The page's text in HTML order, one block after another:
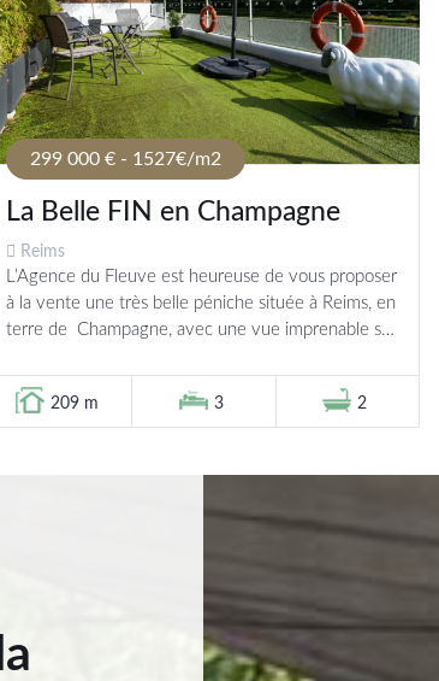
299 000 € - 1527€/m2
La Belle FIN en Champagne
Reims
L’Agence du Fleuve est heureuse de vous proposer
à la vente une très belle péniche située à Reims, en
terre de Champagne, avec une vue imprenable sur
209 m 3 2